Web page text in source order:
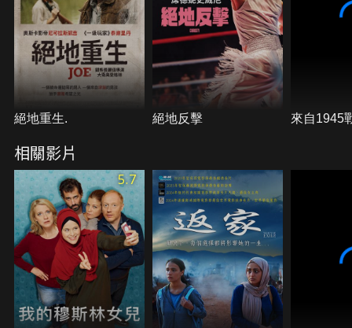
絕地重生. 絕地反擊 來自1945
相關影片
5.7